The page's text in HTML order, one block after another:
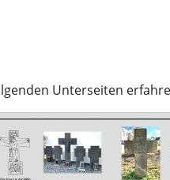
Unterseiten